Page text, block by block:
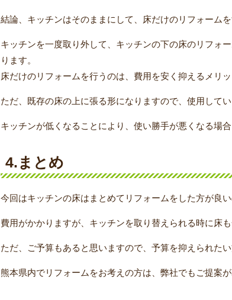
結論、キッチンはそのままにして、床だけのリフォームを
キッチンを一度取り外して、キッチンの下の床のリフォ
ります。
床だけのリフォームを行うのは、費用を安く抑えるメリッ
ただ、既存の床の上に張る形になりますので、使用して
キッチンが低くなることにより、使い勝手が悪くなる場
4.まとめ
今回はキッチンの床はまとめてリフォームをした方が良
費用がかかりますが、キッチンを取り替えられる時に床
ただ、ご予算もあると思いますので、予算を抑えられた
熊本県内でリフォームをお考えの方は、弊社でもご提案